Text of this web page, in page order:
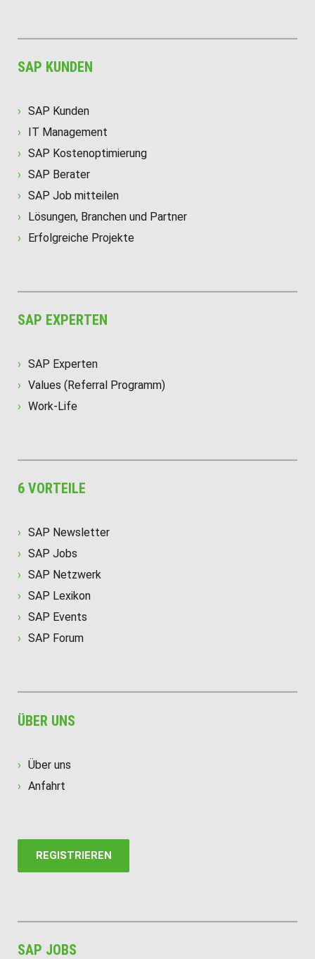
SAP KUNDEN
SAP Kunden
IT Management
SAP Kostenoptimierung
SAP Berater
SAP Job mitteilen
Lösungen, Branchen und Partner
Erfolgreiche Projekte
SAP EXPERTEN
SAP Experten
Values (Referral Programm)
Work-Life
6 VORTEILE
SAP Newsletter
SAP Jobs
SAP Netzwerk
SAP Lexikon
SAP Events
SAP Forum
ÜBER UNS
Über uns
Anfahrt
REGISTRIEREN
SAP JOBS